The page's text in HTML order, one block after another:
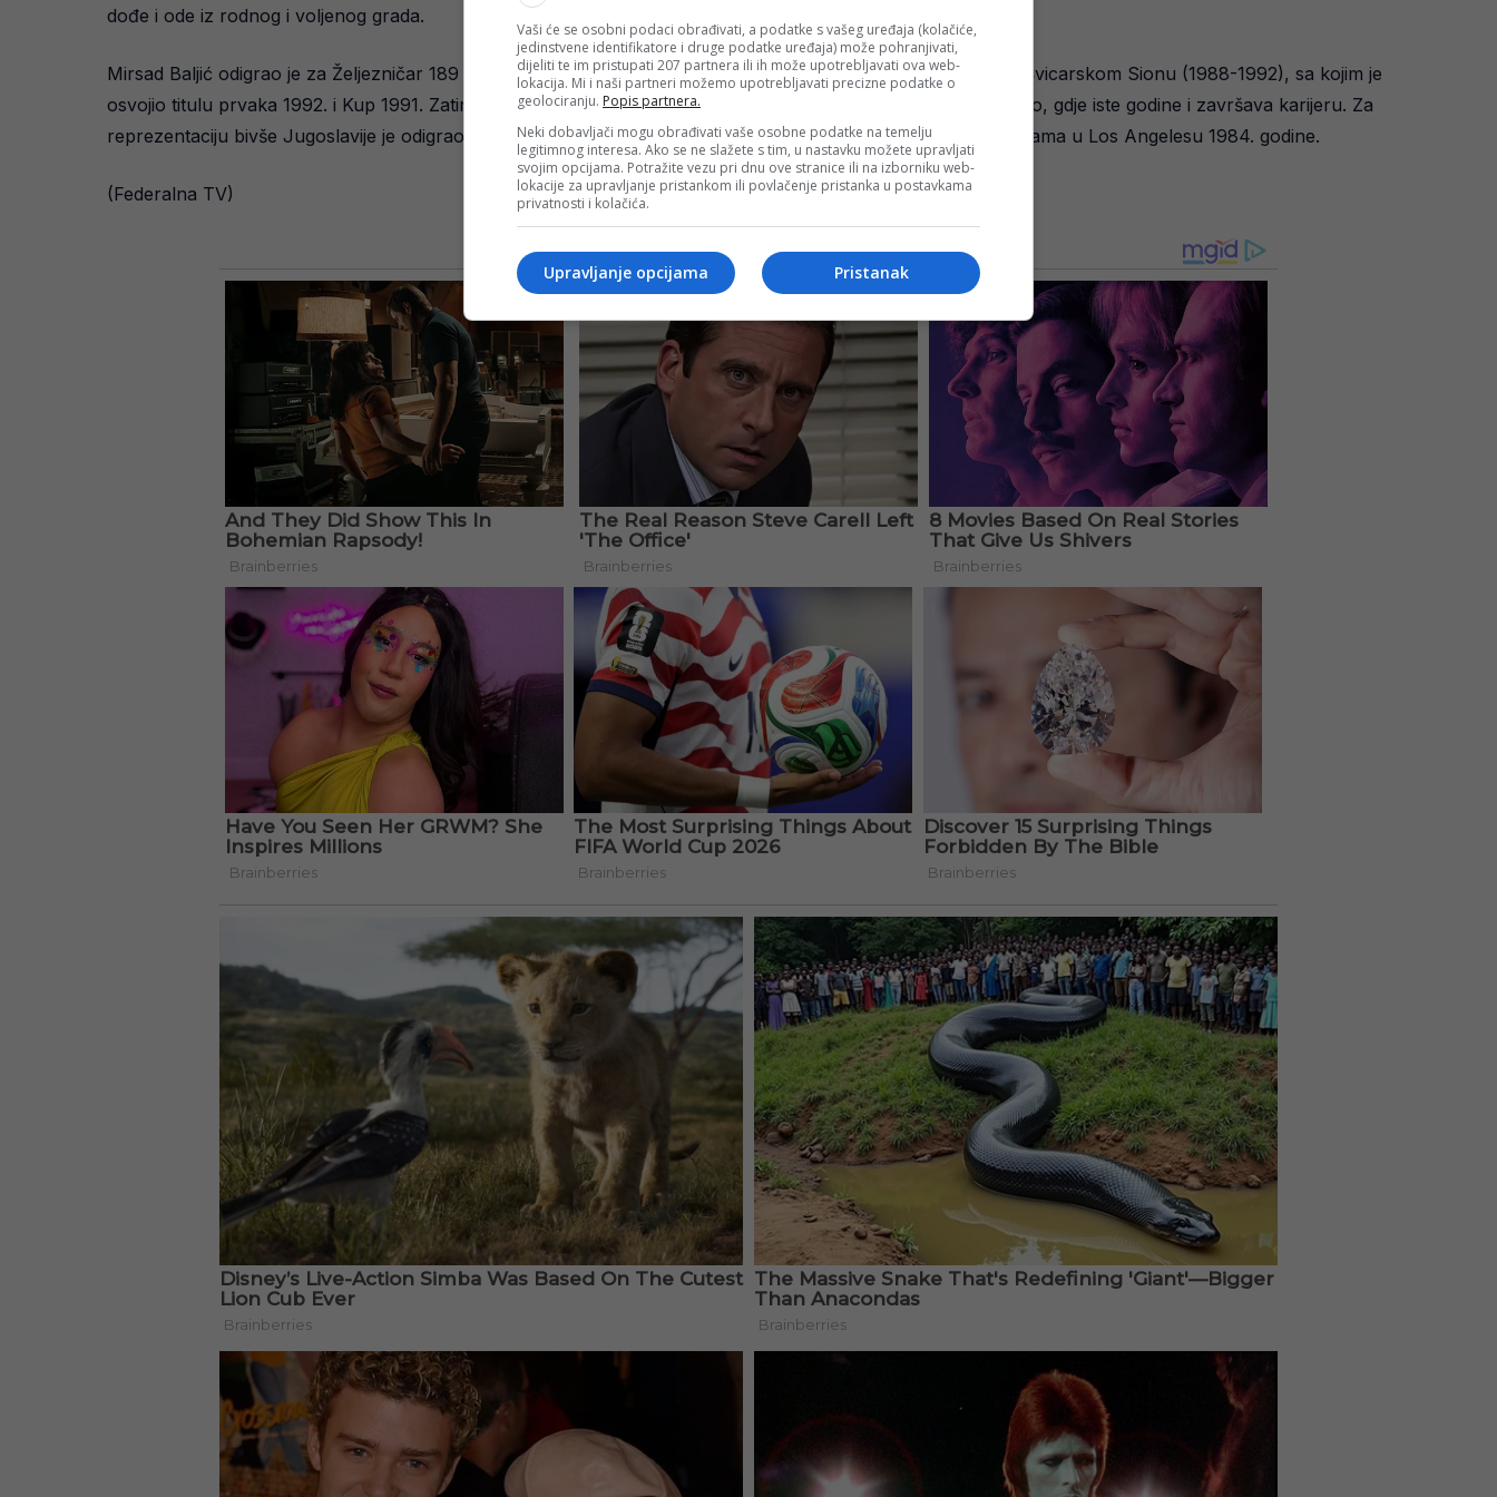
dođe i ode iz rodnog i voljenog grada.
Mirsad Baljić odigrao je za Željezničar 189 prvenstvenih utakmica i postigao 20 golova. Karijeru je nastavio u Švicarskom Sionu (1988-1992), sa kojim je
osvojio titulu prvaka 1992. i Kup 1991. Zatim je od 1992. do 1993. igrao za Cirih, iz koga 1994. prelazi u Locarno, gdje iste godine i završava karijeru. Za
reprezentaciju bivše Jugoslavije je odigrao 29 utakmica i postigao tri gola, osvojio je broncu na Olimpijskim igrama u Los Angelesu 1984. godine.
(Federalna TV)
Vaši će se osobni podaci obrađivati, a podatke s vašeg uređaja (kolačiće,
jedinstvene identifikatore i druge podatke uređaja) može pohranjivati,
dijeliti te im pristupati 207 partnera ili ih može upotrebljavati ova web-
lokacija. Mi i naši partneri možemo upotrebljavati precizne podatke o
geolociranju. Popis partnera.
Neki dobavljači mogu obrađivati vaše osobne podatke na temelju
legitimnog interesa. Ako se ne slažete s tim, u nastavku možete upravljati
svojim opcijama. Potražite vezu pri dnu ove stranice ili na izborniku web-
lokacije za upravljanje pristankom ili povlačenje pristanka u postavkama
privatnosti i kolačića.
Pristanak
Upravljanje opcijama